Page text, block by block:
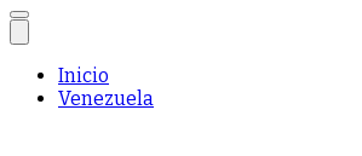
Inicio
Venezuela